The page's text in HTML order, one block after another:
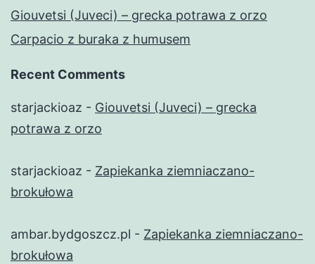
Giouvetsi (Juveci) – grecka potrawa z orzo
Carpacio z buraka z humusem
Recent Comments
starjackioaz - Giouvetsi (Juveci) – grecka
potrawa z orzo
starjackioaz - Zapiekanka ziemniaczano-
brokułowa
ambar.bydgoszcz.pl - Zapiekanka ziemniaczano-
brokułowa